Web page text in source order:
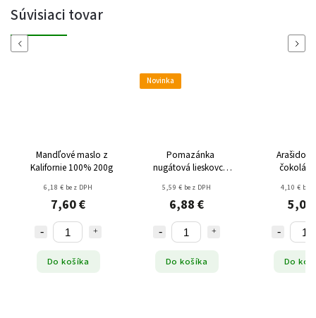
Súvisiaci tovar
Previous
Mandľové maslo z
Kalifornie 100% 200g
6,18 € bez DPH
7,60 €
Do košíka
Novinka
Pomazánka
nugátová lieskovce
5,59 € bez DPH
6,88 €
Do košíka
4,10 € bez
5,04
Do
Next